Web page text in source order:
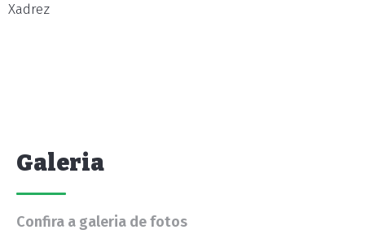
Xadrez
Galeria
Confira a galeria de fotos